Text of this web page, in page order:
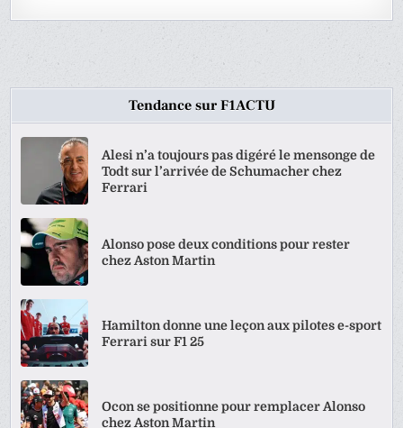
Tendance sur F1ACTU
Alesi n’a toujours pas digéré le mensonge de
Todt sur l’arrivée de Schumacher chez
Ferrari
Alonso pose deux conditions pour rester
chez Aston Martin
Hamilton donne une leçon aux pilotes e-sport
Ferrari sur F1 25
Ocon se positionne pour remplacer Alonso
chez Aston Martin